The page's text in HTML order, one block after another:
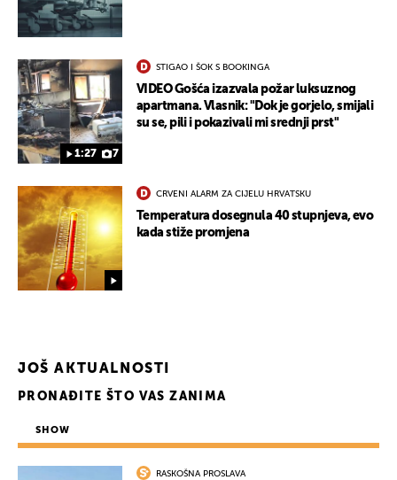
1:27 7
STIGAO I ŠOK S BOOKINGA
VIDEO Gošća izazvala požar luksuznog
apartmana. Vlasnik: "Dok je gorjelo, smijali
su se, pili i pokazivali mi srednji prst"
CRVENI ALARM ZA CIJELU HRVATSKU
Temperatura dosegnula 40 stupnjeva, evo
kada stiže promjena
JOŠ AKTUALNOSTI
PRONAĐITE ŠTO VAS ZANIMA
SHOW
RASKOŠNA PROSLAVA